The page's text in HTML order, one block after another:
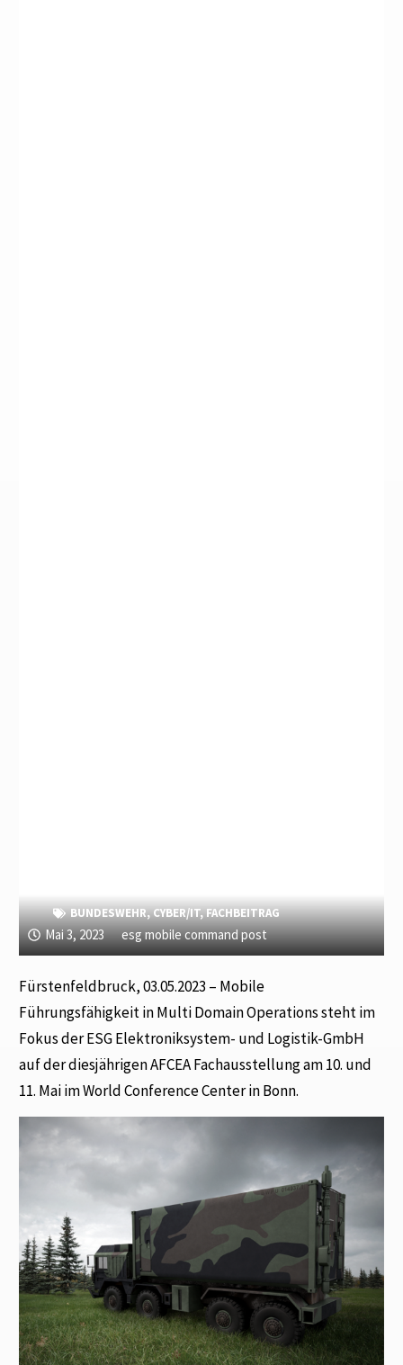
BUNDESWEHR,CYBER/IT,FACHBEITRAG
Mai 3, 2023 esg mobile command post
Fürstenfeldbruck, 03.05.2023 – Mobile
Führungsfähigkeit in Multi Domain Operations steht im
Fokus der ESG Elektroniksystem- und Logistik-GmbH
auf der diesjährigen AFCEA Fachausstellung am 10. und
11. Mai im World Conference Center in Bonn.